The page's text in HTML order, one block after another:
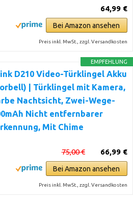
64,99 €
Bei Amazon ansehen
Preis inkl. MwSt., zzgl. Versandkosten
EMPFEHLUNG
D210 Video-Türklingel Akku
| Türklingel mit Kamera,
Nachtsicht, Zwei-Wege-
Nicht entfernbarer
Mit Chime
66,99 €
75,00 €
Bei Amazon ansehen
Preis inkl. MwSt., zzgl. Versandkosten